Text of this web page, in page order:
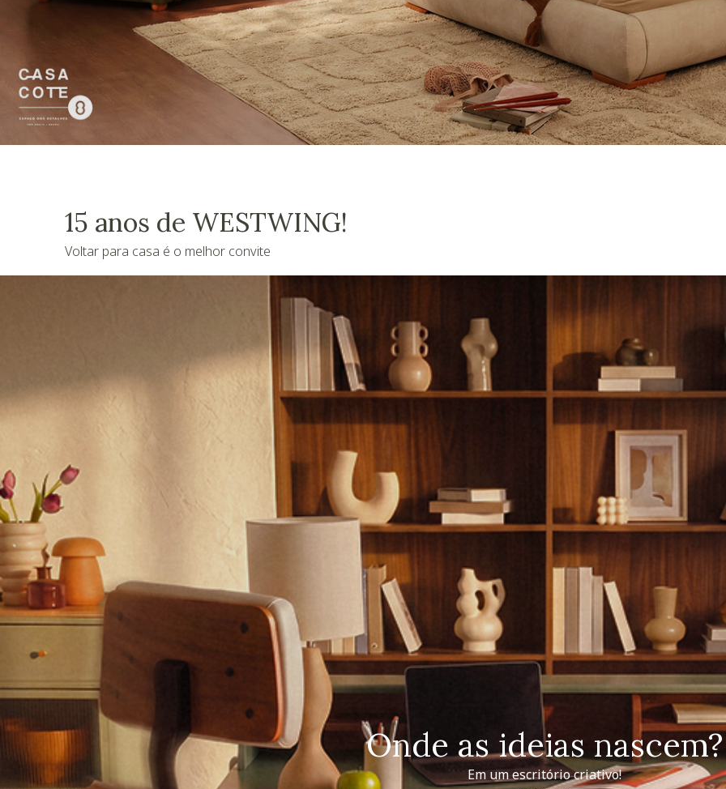
15 anos de WESTWING!
Voltar para casa é o melhor convite
Onde as ideias nascem?
Em um escritório criativo!